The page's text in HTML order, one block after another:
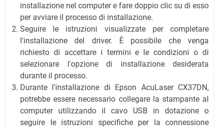
installazione nel computer e fare doppio clic su di esso
per avviare il processo di installazione.
Seguire le istruzioni visualizzate per completare
l'installazione del driver. È possibile che venga
richiesto di accettare i termini e le condizioni o di
selezionare l'opzione di installazione desiderata
durante il processo.
Durante l'installazione di Epson AcuLaser CX37DN,
potrebbe essere necessario collegare la stampante al
computer utilizzando il cavo USB in dotazione o
seguire le istruzioni specifiche per la connessione